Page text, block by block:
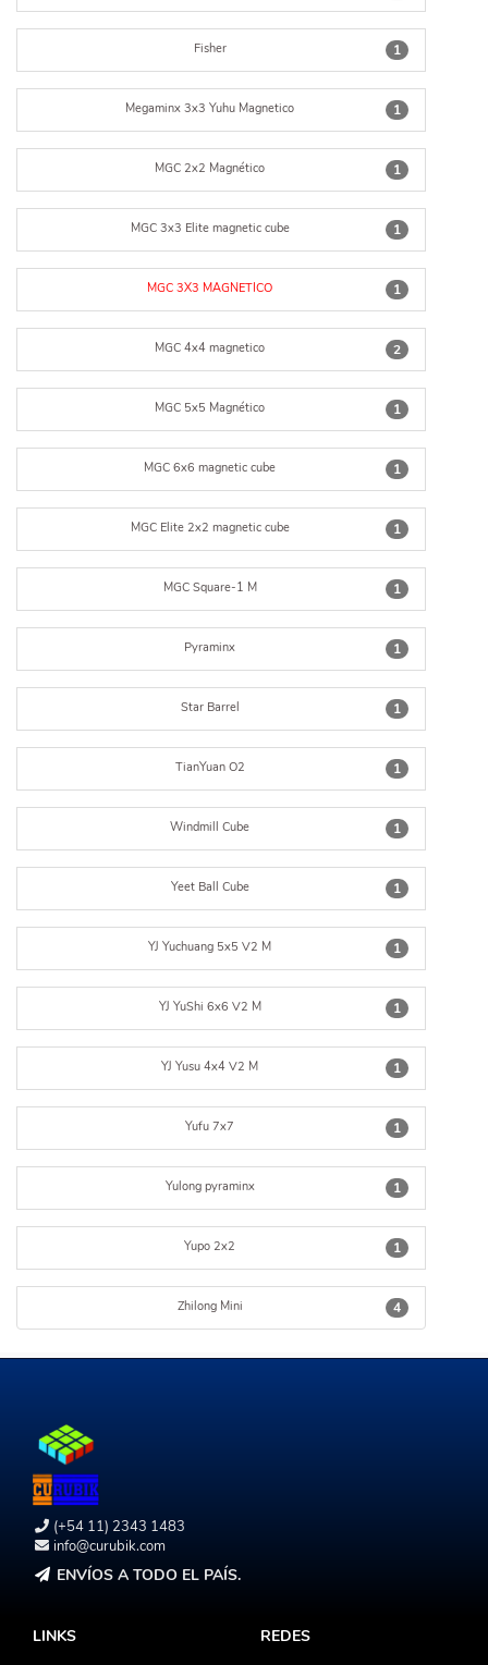
1
Fisher
1
Megaminx 3x3 Yuhu Magnetico
1
MGC 2x2 Magnético
1
MGC 3x3 Elite magnetic cube
1
MGC 3X3 MAGNETICO
2
MGC 4x4 magnetico
1
MGC 5x5 Magnético
1
MGC 6x6 magnetic cube
1
MGC Elite 2x2 magnetic cube
1
MGC Square-1 M
1
Pyraminx
1
Star Barrel
1
TianYuan O2
1
Windmill Cube
1
Yeet Ball Cube
1
YJ Yuchuang 5x5 V2 M
1
YJ YuShi 6x6 V2 M
1
YJ Yusu 4x4 V2 M
1
Yufu 7x7
1
Yulong pyraminx
1
Yupo 2x2
4
Zhilong Mini
(+54 11) 2343 1483
info@curubik.com
ENVÍOS A TODO EL PAÍS.
LINKS REDES